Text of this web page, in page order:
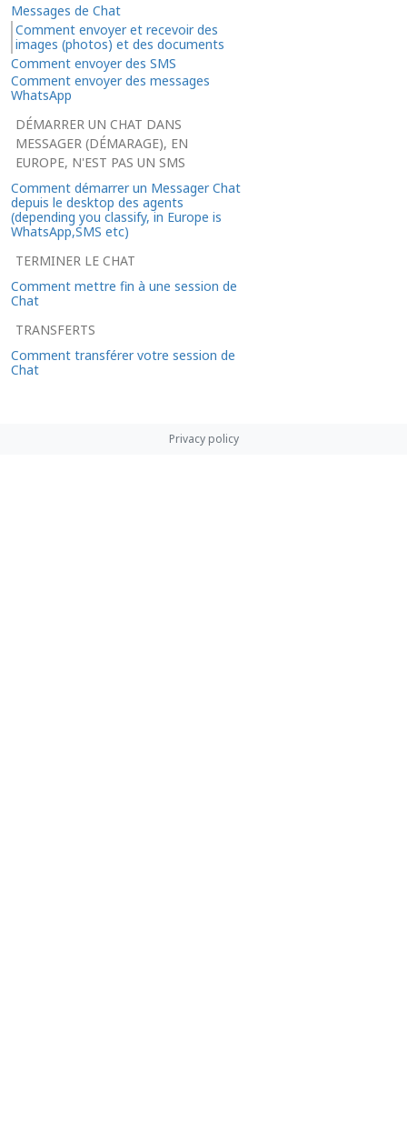
Messages de Chat
Comment envoyer et recevoir des
images (photos) et des documents
Comment envoyer des SMS
Comment envoyer des messages
WhatsApp
DÉMARRER UN CHAT DANS
MESSAGER (DÉMARAGE), EN
EUROPE, N'EST PAS UN SMS
Comment démarrer un Messager Chat
depuis le desktop des agents
(depending you classify, in Europe is
WhatsApp,SMS etc)
TERMINER LE CHAT
Comment mettre fin à une session de
Chat
TRANSFERTS
Comment transférer votre session de
Chat
Privacy policy